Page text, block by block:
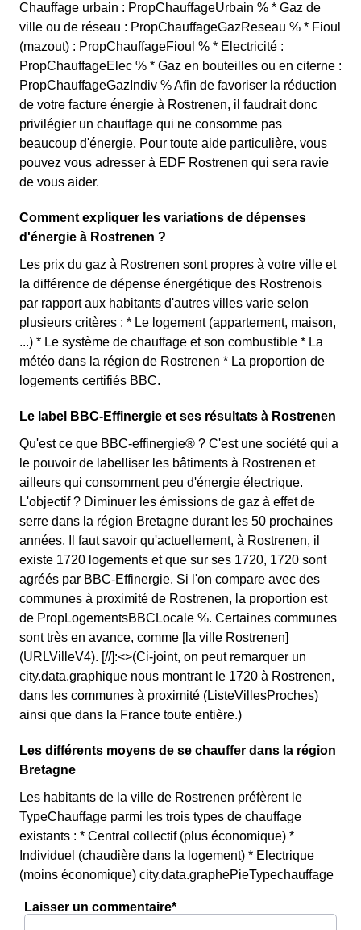
Chauffage urbain : PropChauffageUrbain % * Gaz de
ville ou de réseau : PropChauffageGazReseau % * Fioul
(mazout) : PropChauffageFioul % * Electricité :
PropChauffageElec % * Gaz en bouteilles ou en citerne :
PropChauffageGazIndiv % Afin de favoriser la réduction
de votre facture énergie à Rostrenen, il faudrait donc
privilégier un chauffage qui ne consomme pas
beaucoup d'énergie. Pour toute aide particulière, vous
pouvez vous adresser à EDF Rostrenen qui sera ravie
de vous aider.
Comment expliquer les variations de dépenses
d'énergie à Rostrenen ?
Les prix du gaz à Rostrenen sont propres à votre ville et
la différence de dépense énergétique des Rostrenois
par rapport aux habitants d'autres villes varie selon
plusieurs critères : * Le logement (appartement, maison,
...) * Le système de chauffage et son combustible * La
météo dans la région de Rostrenen * La proportion de
logements certifiés BBC.
Le label BBC-Effinergie et ses résultats à Rostrenen
Qu'est ce que BBC-effinergie® ? C'est une société qui a
le pouvoir de labelliser les bâtiments à Rostrenen et
ailleurs qui consomment peu d'énergie électrique.
L'objectif ? Diminuer les émissions de gaz à effet de
serre dans la région Bretagne durant les 50 prochaines
années. Il faut savoir qu'actuellement, à Rostrenen, il
existe 1720 logements et que sur ses 1720, 1720 sont
agréés par BBC-Effinergie. Si l'on compare avec des
communes à proximité de Rostrenen, la proportion est
de PropLogementsBBCLocale %. Certaines communes
sont très en avance, comme [la ville Rostrenen]
(URLVilleV4). [//]:<>(Ci-joint, on peut remarquer un
city.data.graphique nous montrant le 1720 à Rostrenen,
dans les communes à proximité (ListeVillesProches)
ainsi que dans la France toute entière.)
Les différents moyens de se chauffer dans la région
Bretagne
Les habitants de la ville de Rostrenen préfèrent le
TypeChauffage parmi les trois types de chauffage
existants : * Central collectif (plus économique) *
Individuel (chaudière dans la logement) * Electrique
(moins économique) city.data.graphePieTypechauffage
Laisser un commentaire*